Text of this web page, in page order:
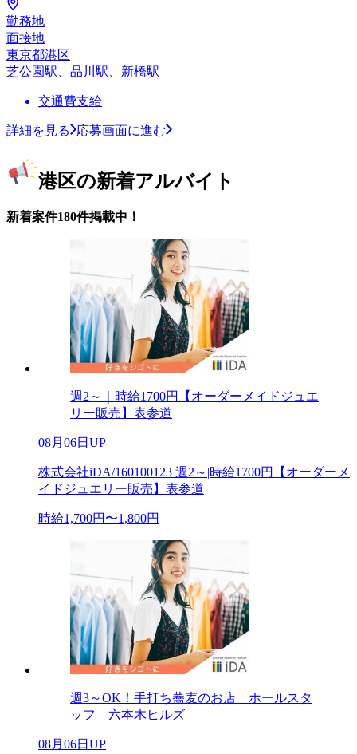
勤務地
面接地
東京都港区
芝公園駅、品川駅、新橋駅
交通費支給
詳細を見る 応募画面に進む
港区の新着アルバイト
新着案件180件掲載中！
週2～｜時給1700円【オーダーメイドジュエ
リー販売】表参道
08月06日UP
株式会社iDA/160100123 週2～|時給1700円【オーダーメ
イドジュエリー販売】表参道
時給1,700円〜1,800円
週3～OK！手打ち蕎麦のお店 ホールスタ
ッフ 六本木ヒルズ
08月06日UP